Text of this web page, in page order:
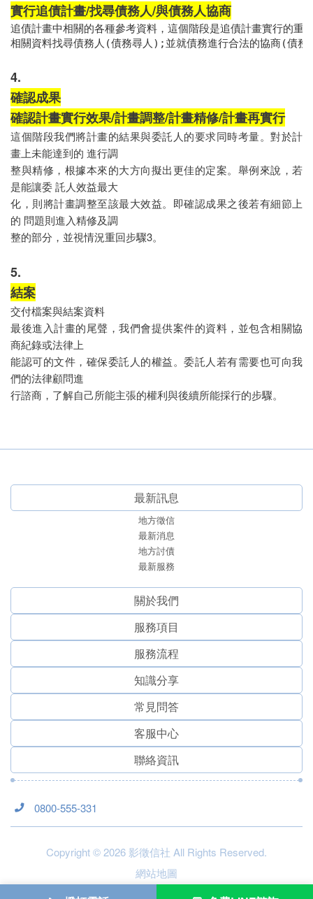
實行追債計畫/找尋債務人/與債務人協商
追債計畫中相關的各種參考資料，這個階段是追債計畫實行的重
4.
確認成果
確認計畫實行效果/計畫調整/計畫精修/計畫再實行
這個階段我們將計畫的結果與委託人的要求同時考量。對於計
畫上未能達到的 進行調
整與精修，根據本來的大方向擬出更佳的定案。舉例來說，若
是能讓委 託人效益最大
化，則將計畫調整至該最大效益。即確認成果之後若有細節上
的 問題則進入精修及調
整的部分，並視情況重回步驟3。
5.
結案
交付檔案與結案資料
最後進入計畫的尾聲，我們會提供案件的資料，並包含相關協
商紀錄或法律上
能認可的文件，確保委託人的權益。委託人若有需要也可向我
們的法律顧問進
行諮商，了解自己所能主張的權利與後續所能採行的步驟。
最新訊息
地方徵信
最新消息
地方討債
最新服務
關於我們
服務項⽬
服務流程
知識分享
常見問答
客服中心
聯絡資訊
0800-555-331
Copyright © 2026 影徵信社 All Rights Reserved.
網站地圖